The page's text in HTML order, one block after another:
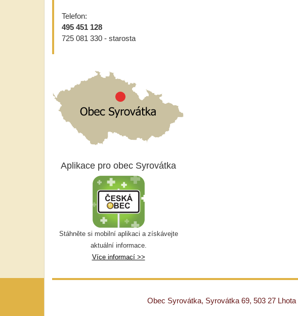
Telefon:
495 451 128
725 081 330 - starosta
Aplikace pro obec Syrovátka
Stáhněte si mobilní aplikaci a získávejte
aktuální informace.
Více informací >>
Obec Syrovátka, Syrovátka 69, 503 27